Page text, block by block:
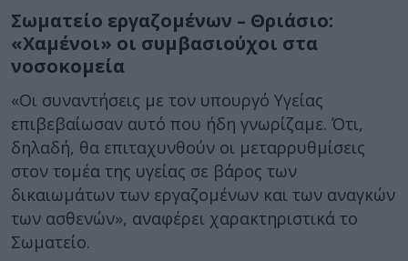
Σωματείο εργαζομένων – Θριάσιο:
«Χαμένοι» οι συμβασιούχοι στα
νοσοκομεία
«Οι συναντήσεις με τον υπουργό Υγείας
επιβεβαίωσαν αυτό που ήδη γνωρίζαμε. Ότι,
δηλαδή, θα επιταχυνθούν οι μεταρρυθμίσεις
στον τομέα της υγείας σε βάρος των
δικαιωμάτων των εργαζομένων και των αναγκών
των ασθενών», αναφέρει χαρακτηριστικά το
Σωματείο.